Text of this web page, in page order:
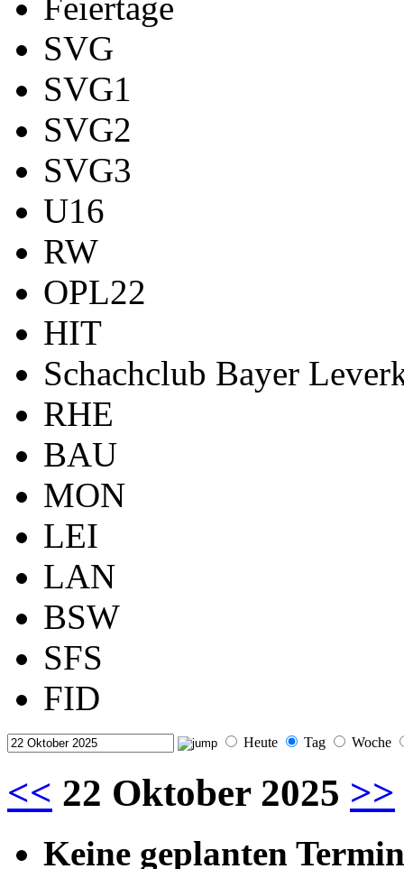
Feiertage
SVG
SVG1
SVG2
SVG3
U16
RW
OPL22
HIT
Schachclub Bayer
RHE
BAU
MON
LEI
LAN
BSW
SFS
FID
Heute Tag Woche
<< 22 Oktober 2025 >>
Keine geplanten